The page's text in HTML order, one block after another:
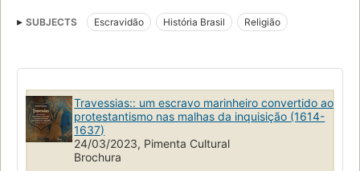
SUBJECTS Escravidão História Brasil Religião
Travessias:: um escravo marinheiro convertido ao
protestantismo nas malhas da inquisição (1614-
1637)
24/03/2023, Pimenta Cultural
Brochura